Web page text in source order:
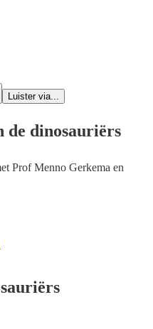
Luister via...
de dinosauriërs
Prof Menno Gerkema en